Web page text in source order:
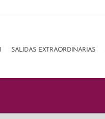
SALIDAS EXTRAORDINARIAS